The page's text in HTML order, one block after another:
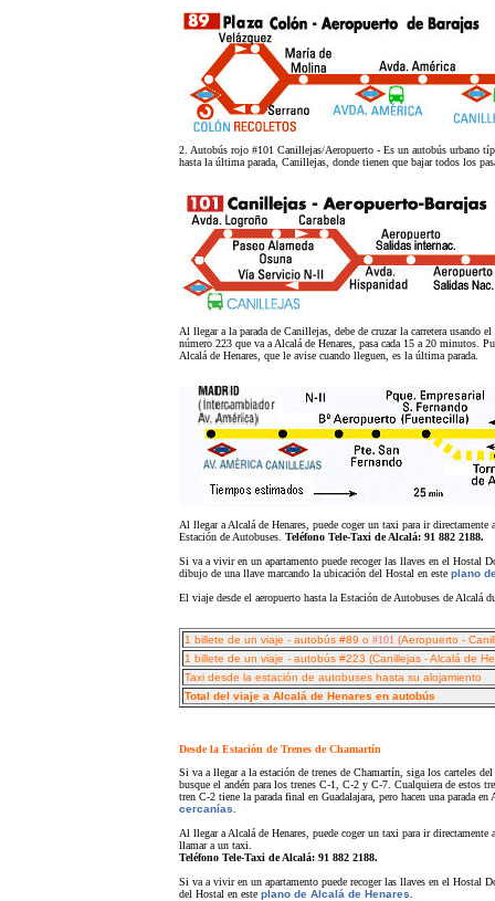
2. Autobús rojo #101 Canillejas/Aeropuerto - Es un autobús urbano
hasta la última parada, Canillejas, donde tienen que bajar todos los
Al llegar a la parada de Canillejas, debe de cruzar la carretera usando
número 223 que va a Alcalá de Henares, pasa cada 15 a 20 minutos.
Alcalá de Henares, que le avise cuando lleguen, es la última parada.
Al llegar a Alcalá de Henares, puede coger un taxi para ir
Estación de Autobuses. Teléfono Tele-Taxi de Alcalá: 91 882 2188.
Si va a vivir en un apartamento puede recoger las llaves en el Hostal
dibujo de una llave marcando la ubicación del Hostal en este plano
El viaje desde el aeropuerto hasta la Estación de Autobuses de Alcalá
1 billete de un viaje - autobús #89 o #101 (Aeropuerto -
1 billete de un viaje - autobús #223 (Canillejas - Alcalá de
Taxi desde la estación de autobuses hasta su alojamiento
Total del viaje a Alcalá de Henares en autobús
Desde la Estación de Trenes de Chamartín
Si va a llegar a la estación de trenes de Chamartín, siga los carteles
busque el andén para los trenes C-1, C-2 y C-7. Cualquiera de estos
tren C-2 tiene la parada final en Guadalajara, pero hacen una parada
cercanías
Al llegar a Alcalá de Henares, puede coger un taxi para ir
llamar a un taxi.
Teléfono Tele-Taxi de Alcalá: 91 882 2188.
Si va a vivir en un apartamento puede recoger las llaves en el Hostal
del Hostal en este plano de Alcalá de Henares